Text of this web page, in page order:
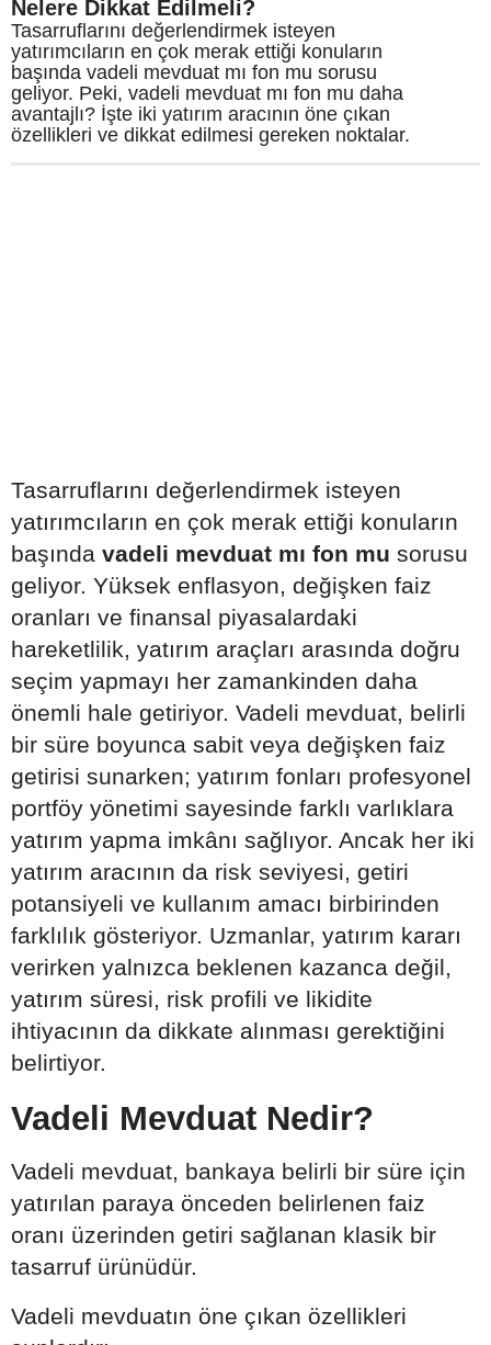
Nelere Dikkat Edilmeli?
Tasarruflarını değerlendirmek isteyen
yatırımcıların en çok merak ettiği konuların
başında vadeli mevduat mı fon mu sorusu
geliyor. Peki, vadeli mevduat mı fon mu daha
avantajlı? İşte iki yatırım aracının öne çıkan
özellikleri ve dikkat edilmesi gereken noktalar.
Tasarruflarını değerlendirmek isteyen
yatırımcıların en çok merak ettiği konuların
başında vadeli mevduat mı fon mu sorusu
geliyor. Yüksek enflasyon, değişken faiz
oranları ve finansal piyasalardaki
hareketlilik, yatırım araçları arasında doğru
seçim yapmayı her zamankinden daha
önemli hale getiriyor. Vadeli mevduat, belirli
bir süre boyunca sabit veya değişken faiz
getirisi sunarken; yatırım fonları profesyonel
portföy yönetimi sayesinde farklı varlıklara
yatırım yapma imkânı sağlıyor. Ancak her iki
yatırım aracının da risk seviyesi, getiri
potansiyeli ve kullanım amacı birbirinden
farklılık gösteriyor. Uzmanlar, yatırım kararı
verirken yalnızca beklenen kazanca değil,
yatırım süresi, risk profili ve likidite
ihtiyacının da dikkate alınması gerektiğini
belirtiyor.
Vadeli Mevduat Nedir?
Vadeli mevduat, bankaya belirli bir süre için
yatırılan paraya önceden belirlenen faiz
oranı üzerinden getiri sağlanan klasik bir
tasarruf ürünüdür.
Vadeli mevduatın öne çıkan özellikleri